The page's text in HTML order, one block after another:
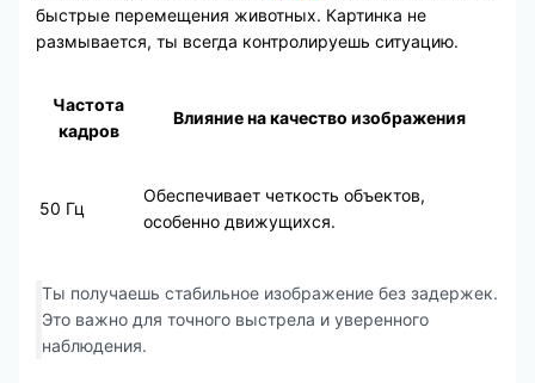
быстрые перемещения животных. Картинка не
размывается, ты всегда контролируешь ситуацию.
Частота
кадров
Влияние на качество изображения
50 Гц
Обеспечивает четкость объектов,
особенно движущихся.
Ты получаешь стабильное изображение без задержек.
Это важно для точного выстрела и уверенного
наблюдения.